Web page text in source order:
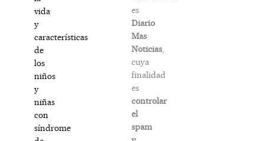
vida
y
características
de
los
niños
y
niñas
con
síndrome
es
Diario
Mas
Noticias,
cuya
finalidad
es
controlar
el
spam